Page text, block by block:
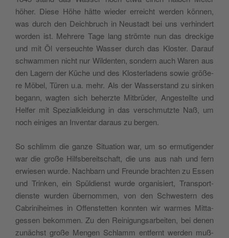
höher. Die­se Höhe hät­te wie­der errei­cht wer­den kön­nen,
was durch den Deich­bruch in Neu­stadt bei uns verhin­dert
wor­den ist. Meh­re­re Tage lang ström­te nun das drec­ki­ge
und mit Öl ver­seu­ch­te Was­ser durch das Klo­ster. Darauf
sch­wam­men nicht nur Wil­den­ten, son­dern auch Waren aus
den Lagern der Küche und des Klo­ster­la­dens sowie größe­
re Möbel, Türen u.a. mehr. Als der Was­ser­stand zu sin­ken
begann, wag­ten sich beherz­te Mit­brü­der, Ange­stell­te und
Hel­fer mit Spe­zial­klei­dung in das ver­sch­mu­tz­te Naß, um
noch eini­ges an Inven­tar daraus zu bergen.
So schlimm die gan­ze Situa­tion war, um so ermu­ti­gen­der
war die große Hil­fsbe­rei­tschaft, die uns aus nah und fern
erwie­sen wur­de. Nach­barn und Freun­de bra­ch­ten zu Essen
und Trin­ken, ein Spül­dien­st wur­de orga­ni­siert, Trans­port­
dien­ste wur­den über­nom­men, von den Sch­we­stern des
Cabri­ni­hei­mes in Offen­stet­ten konn­ten wir war­mes Mit­ta­
ges­sen bekom­men. Zu den Rei­ni­gung­sar­bei­ten, bei denen
zunä­ch­st große Men­gen Schlamm ent­fernt wer­den muß­